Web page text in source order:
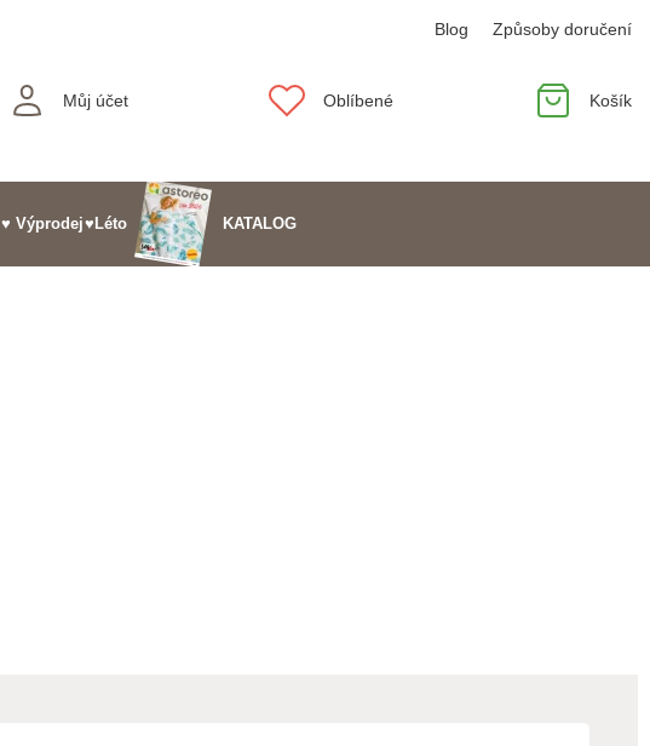
Blog Způsoby doručení
Můj účet Oblíbené Košík
♥ Výprodej♥Léto KATALOG